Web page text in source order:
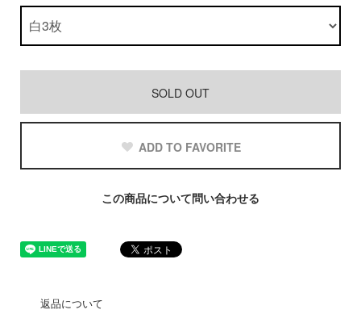
SOLD OUT
ADD TO FAVORITE
この商品について問い合わせる
返品について